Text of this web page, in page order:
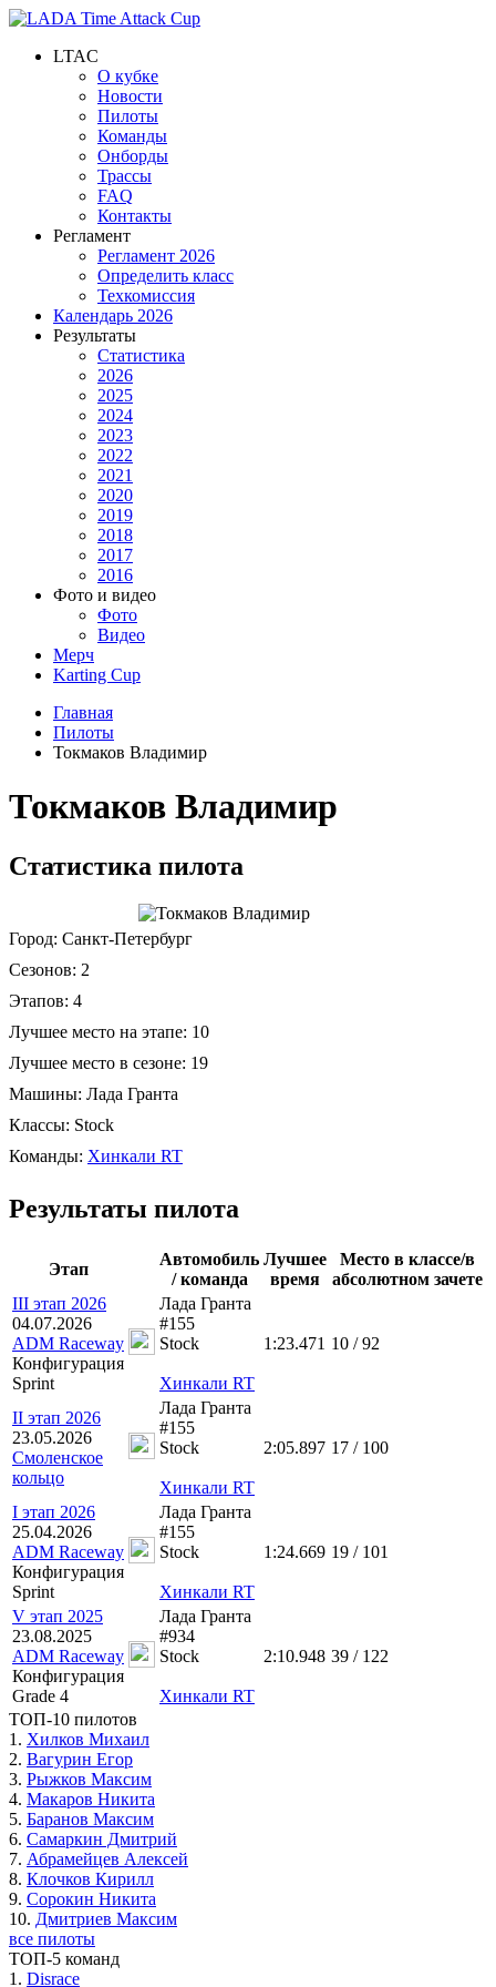
LTAC
О кубке
Новости
Пилоты
Команды
Онборды
Трассы
FAQ
Контакты
Регламент
Регламент 2026
Определить класс
Техкомиссия
Календарь 2026
Результаты
Статистика
2026
2025
2024
2023
2022
2021
2020
2019
2018
2017
2016
Фото и видео
Фото
Видео
Мерч
Karting Cup
Главная
Пилоты
Токмаков Владимир
Токмаков Владимир
Статистика пилота
Город: Санкт-Петербург
Сезонов: 2
Этапов: 4
Лучшее место на этапе: 10
Лучшее место в сезоне: 19
Машины: Лада Гранта
Классы: Stock
Команды: Хинкали RT
Результаты пилота
Этап
Автомобиль
/ команда
Лучшее
время
Место в классе/в
абсолютном зачете
III этап 2026
04.07.2026
ADM Raceway
Конфигурация
Sprint
Лада Гранта
#155
Stock
Хинкали RT
1:23.471 10 / 92
II этап 2026
23.05.2026
Смоленское
кольцо
Лада Гранта
#155
Stock
Хинкали RT
2:05.897 17 / 100
I этап 2026
25.04.2026
ADM Raceway
Конфигурация
Sprint
Лада Гранта
#155
Stock
Хинкали RT
1:24.669 19 / 101
V этап 2025
23.08.2025
ADM Raceway
Конфигурация
Grade 4
Лада Гранта
#934
Stock
Хинкали RT
2:10.948 39 / 122
ТОП-10 пилотов
1. Хилков Михаил
2. Вагурин Егор
3. Рыжков Максим
4. Макаров Никита
5. Баранов Максим
6. Самаркин Дмитрий
7. Абрамейцев Алексей
8. Клочков Кирилл
9. Сорокин Никита
10. Дмитриев Максим
все пилоты
ТОП-5 команд
1. Disrace